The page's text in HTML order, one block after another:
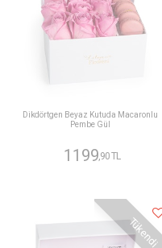
Dikdörtgen Beyaz Kutuda Macaronlu
Pembe Gül
1199,90 TL
Tükendi